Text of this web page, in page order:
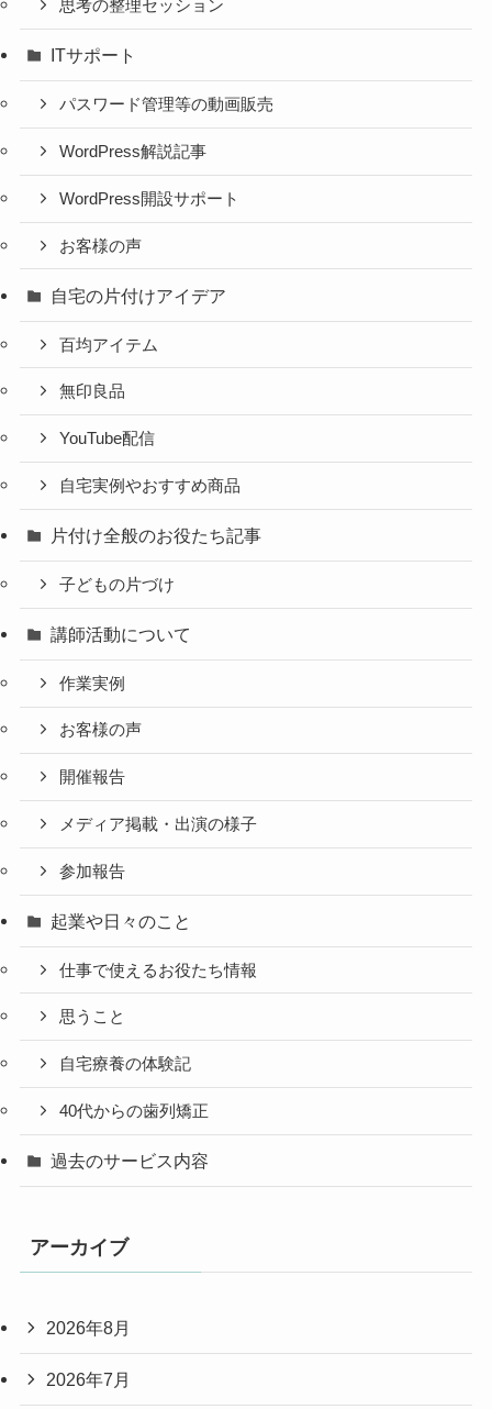
思考の整理セッション
ITサポート
パスワード管理等の動画販売
WordPress解説記事
WordPress開設サポート
お客様の声
自宅の片付けアイデア
百均アイテム
無印良品
YouTube配信
自宅実例やおすすめ商品
片付け全般のお役たち記事
子どもの片づけ
講師活動について
作業実例
お客様の声
開催報告
メディア掲載・出演の様子
参加報告
起業や日々のこと
仕事で使えるお役たち情報
思うこと
自宅療養の体験記
40代からの歯列矯正
過去のサービス内容
アーカイブ
2026年8月
2026年7月